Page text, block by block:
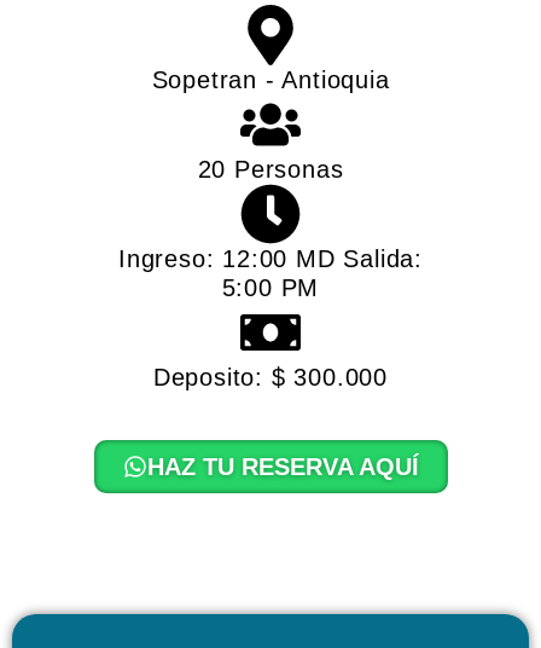
Sopetran - Antioquia
20 Personas
Ingreso: 12:00 MD Salida:
5:00 PM
Deposito: $ 300.000
HAZ TU RESERVA AQUÍ